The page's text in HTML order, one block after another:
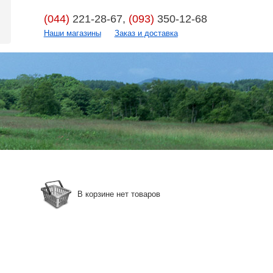
(044) 221-28-67, (093) 350-12-68
Наши магазины Заказ и доставка
В корзине нет товаров